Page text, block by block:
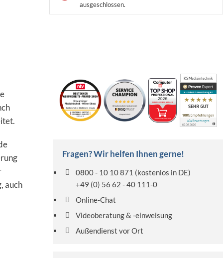
ausgeschlossen.
auch
KS Medizintechnik
Fragen? Wir helfen Ihnen gerne!
0800 - 10 10 871 (kostenlos in DE)
+49 (0) 56 62 - 40 111-0
Online-Chat
Videoberatung & -einweisung
Außendienst vor Ort